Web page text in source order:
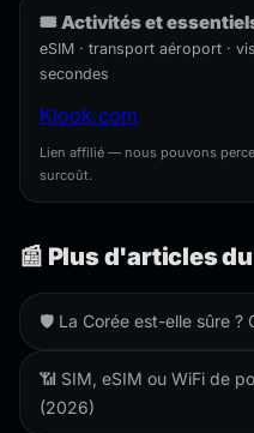
🎟️ Activités et
eSIM · transport aéroport ·
secondes
Klook.com
Lien affilié — nous pouvons
surcoût.
📰 Plus d'articles
🛡️ La Corée est-elle sûre ?
📶 SIM, eSIM ou WiFi de
(2026)